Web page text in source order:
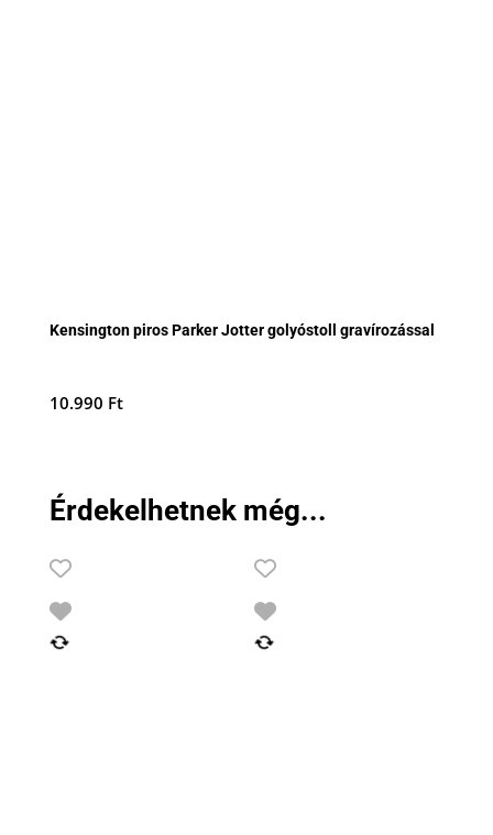
Kensington piros Parker Jotter golyóstoll gravírozással
10.990 Ft
Érdekelhetnek még...